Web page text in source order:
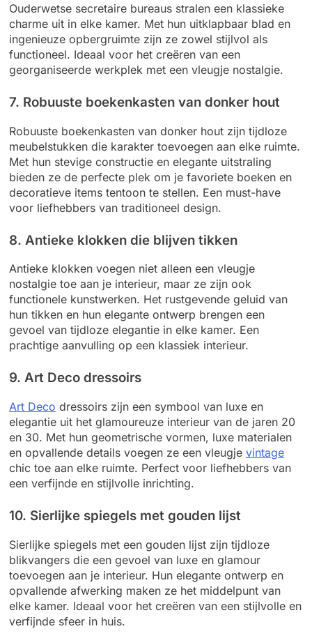
Ouderwetse secretaire bureaus stralen een klassieke
charme uit in elke kamer. Met hun uitklapbaar blad en
ingenieuze opbergruimte zijn ze zowel stijlvol als
functioneel. Ideaal voor het creëren van een
georganiseerde werkplek met een vleugje nostalgie.
7. Robuuste boekenkasten van donker hout
Robuuste boekenkasten van donker hout zijn tijdloze
meubelstukken die karakter toevoegen aan elke ruimte.
Met hun stevige constructie en elegante uitstraling
bieden ze de perfecte plek om je favoriete boeken en
decoratieve items tentoon te stellen. Een must-have
voor liefhebbers van traditioneel design.
8. Antieke klokken die blijven tikken
Antieke klokken voegen niet alleen een vleugje
nostalgie toe aan je interieur, maar ze zijn ook
functionele kunstwerken. Het rustgevende geluid van
hun tikken en hun elegante ontwerp brengen een
gevoel van tijdloze elegantie in elke kamer. Een
prachtige aanvulling op een klassiek interieur.
9. Art Deco dressoirs
Art Deco dressoirs zijn een symbool van luxe en
elegantie uit het glamoureuze interieur van de jaren 20
en 30. Met hun geometrische vormen, luxe materialen
en opvallende details voegen ze een vleugje vintage
chic toe aan elke ruimte. Perfect voor liefhebbers van
een verfijnde en stijlvolle inrichting.
10. Sierlijke spiegels met gouden lijst
Sierlijke spiegels met een gouden lijst zijn tijdloze
blikvangers die een gevoel van luxe en glamour
toevoegen aan je interieur. Hun elegante ontwerp en
opvallende afwerking maken ze het middelpunt van
elke kamer. Ideaal voor het creëren van een stijlvolle en
verfijnde sfeer in huis.